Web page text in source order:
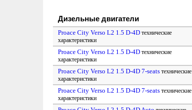
Дизельные двигатели
Proace City Verso L2 1.5 D-4D технические
характеристики
Proace City Verso L2 1.5 D-4D технические
характеристики
Proace City Verso L2 1.5 D-4D 7-seats технические
характеристики
Proace City Verso L2 1.5 D-4D 7-seats технические
характеристики